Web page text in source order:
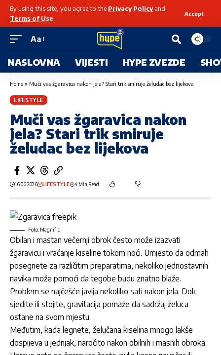
By using this site, you agree to the Privacy Policyand
Terms of Use
Accept
Aa
NASLOVNA VIJESTI HYPE ZVEZDE
Home » Muči vas žgaravica nakon jela? Stari trik smiruje želudac bez lijekova
LIFESTYLE
Muči vas žgaravica nakon
jela? Stari trik smiruje
želudac bez lijekova
16.06.2026 LIFESTYLE 4 Min Read
Foto: Magnific
Obilan i mastan večernji obrok često može izazvati
žgaravicu i vraćanje kiseline tokom noći. Umjesto da odmah
posegnete za različitim preparatima, nekoliko jednostavnih
navika može pomoći da tegobe budu znatno blaže.
Problem se najčešće javlja nekoliko sati nakon jela. Dok
sjedite ili stojite, gravitacija pomaže da sadržaj želuca
ostane na svom mjestu.
Međutim, kada legnete, želučana kiselina mnogo lakše
dospijeva u jednjak, naročito nakon obilnih i masnih obroka.